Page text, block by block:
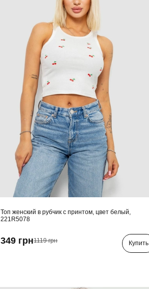
Топ женский в рубчик с принтом, цвет белый,
221R5078
349 грн1119 грн Купить